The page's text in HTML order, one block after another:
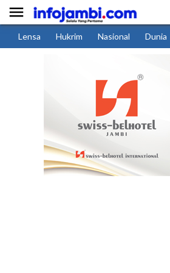

Lensa Hukrim Nasional Dunia